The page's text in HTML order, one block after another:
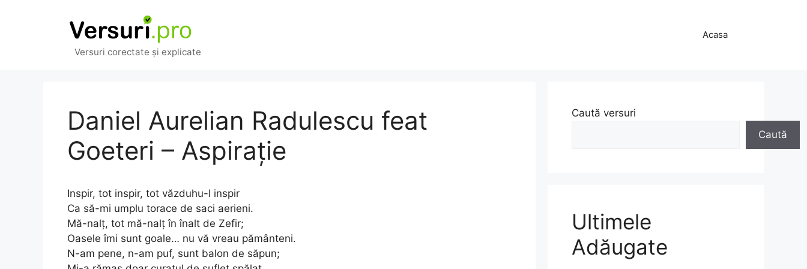
Versuri corectate și explicate
Acasa
Daniel Aurelian Radulescu feat
Goeteri – Aspirație
Inspir, tot inspir, tot văzduhu-l inspir
Ca să-mi umplu torace de saci aerieni.
Mă-nalț, tot mă-nalț în înalt de Zefir;
Oasele îmi sunt goale… nu vă vreau pământeni.
N-am pene, n-am puf, sunt balon de săpun;
Caută versuri
Caută
Ultimele
Adăugate